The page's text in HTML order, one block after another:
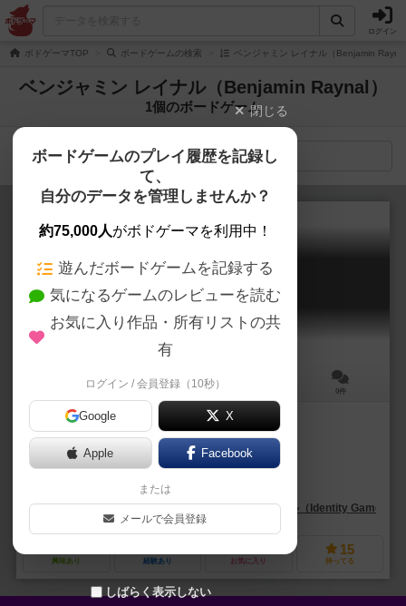
ログイン
ボドゲーマTOP ボードゲームの検索 ベンジャミン レイナル（Benjamin
ベンジャミン レイナル（Benjamin Raynal）
1個のボードゲーム
検索メニュー
バトルロワイヤル
Battle Royale
30分前後 0件
作品説明文の編集者を募集中
ベンジャミン・レイナル（Benjamin Raynal）
アイデンティティ・ゲームズ・インターナショナル（Identity Games
興味あり 経験あり お気に入り
15
持ってる
閉じる
ボードゲームのプレイ履歴を記録し
て、
自分のデータを管理しませんか？
約75,000人がボドゲーマを利用中！
遊んだボードゲームを記録する
気になるゲームのレビューを読む
お気に入り作品・所有リストの共
有
ログイン / 会員登録（10秒）
Google X
Apple Facebook
または
メールで会員登録
しばらく表示しない